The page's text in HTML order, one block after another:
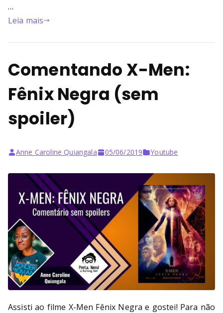
…
Leia mais
Comentando X-Men:
Fênix Negra (sem
spoiler)
Anne Caroline Quiangala 05/06/2019 Youtube
Assisti ao filme X-Men Fênix Negra e gostei! Para não